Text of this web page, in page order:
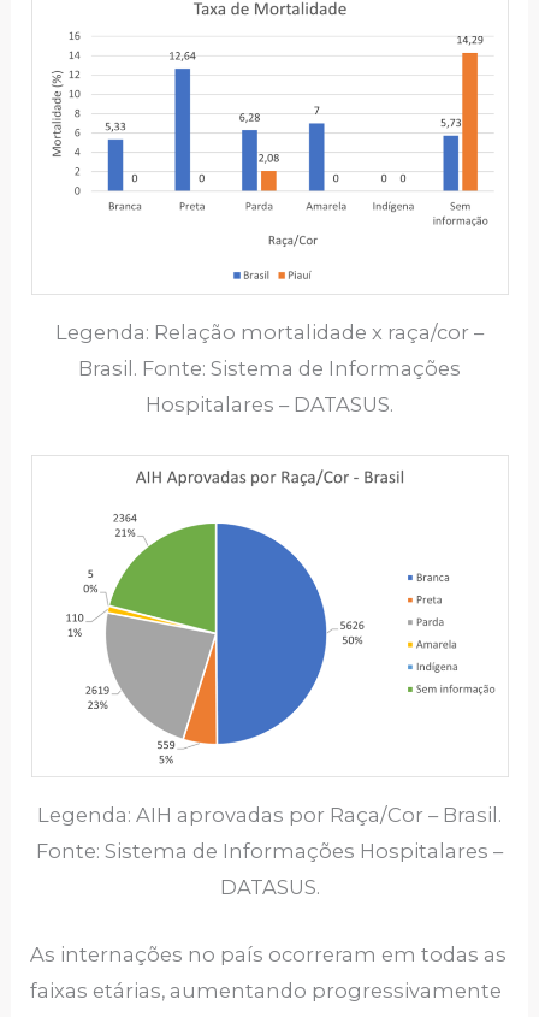
Legenda: Relação mortalidade x raça/cor –
Brasil. Fonte: Sistema de Informações
Hospitalares – DATASUS.
Legenda: AIH aprovadas por Raça/Cor – Brasil.
Fonte: Sistema de Informações Hospitalares –
DATASUS.
As internações no país ocorreram em todas as
faixas etárias, aumentando progressivamente